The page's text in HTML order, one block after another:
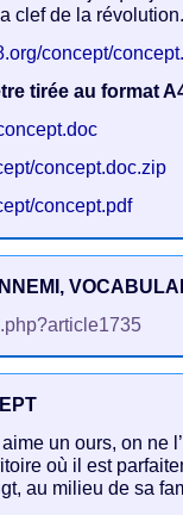
clef de la
concept/
tirée au format
concept.doc.zip
concept.pdf
un ours, on ne
où il est
au milieu de sa